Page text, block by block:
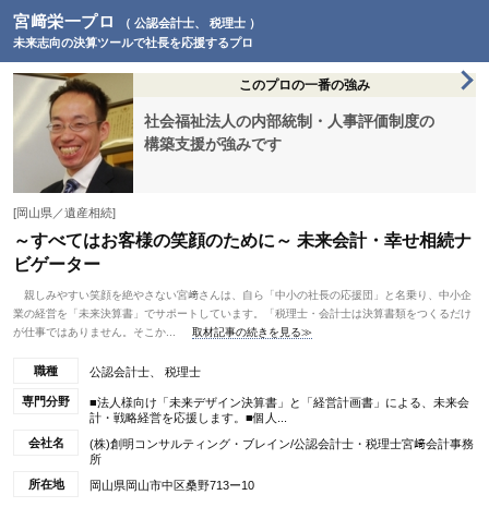
宮﨑栄一プロ
（ 公認会計士、 税理士 ）
未来志向の決算ツールで社長を応援するプロ
このプロの一番の強み
社会福祉法人の内部統制・人事評価制度の
構築支援が強みです
[岡山県／遺産相続]
～すべてはお客様の笑顔のために～ 未来会計・幸せ相続ナ
ビゲーター
親しみやすい笑顔を絶やさない宮﨑さんは、自ら「中小の社長の応援団」と名乗り、中小企
業の経営を「未来決算書」でサポートしています。「税理士・会計士は決算書類をつくるだけ
が仕事ではありません。そこか...
取材記事の続きを見る≫
職種 公認会計士、 税理士
専門分野
■法人様向け「未来デザイン決算書」と「経営計画書」による、未来会
計・戦略経営を応援します。■個人...
会社名
(株)創明コンサルティング・ブレイン/公認会計士・税理士宮﨑会計事務
所
所在地
岡山県岡山市中区桑野713ー10